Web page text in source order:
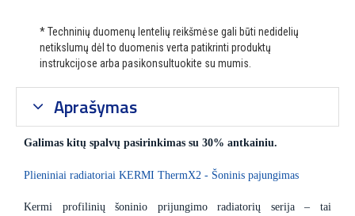
* Techninių duomenų lentelių reikšmėse gali būti nedidelių
netikslumų dėl to duomenis verta patikrinti produktų
instrukcijose arba pasikonsultuokite su mumis.
Aprašymas
Galimas kitų spalvų pasirinkimas su 30% antkainiu.
Plieniniai radiatoriai KERMI ThermX2 - Šoninis pajungimas
Kermi profilinių šoninio prijungimo radiatorių serija – tai